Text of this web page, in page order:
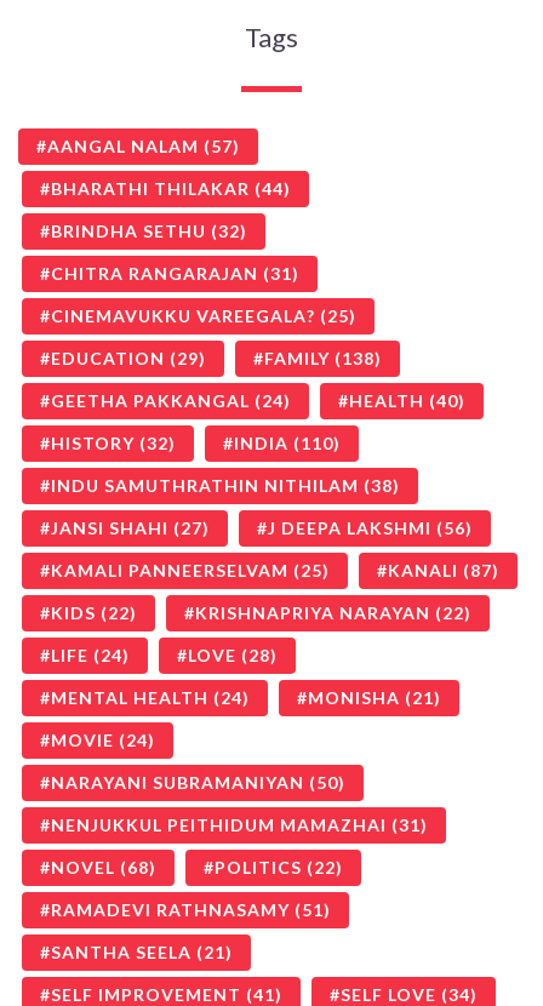
Tags
AANGAL NALAM (57)
BHARATHI THILAKAR (44)
BRINDHA SETHU (32)
CHITRA RANGARAJAN (31)
CINEMAVUKKU VAREEGALA? (25)
EDUCATION (29) FAMILY (138)
GEETHA PAKKANGAL (24) HEALTH (40)
HISTORY (32) INDIA (110)
INDU SAMUTHRATHIN NITHILAM (38)
JANSI SHAHI (27) J DEEPA LAKSHMI (56)
KAMALI PANNEERSELVAM (25) KANALI (87)
KIDS (22) KRISHNAPRIYA NARAYAN (22)
LIFE (24) LOVE (28)
MENTAL HEALTH (24) MONISHA (21)
MOVIE (24)
NARAYANI SUBRAMANIYAN (50)
NENJUKKUL PEITHIDUM MAMAZHAI (31)
NOVEL (68) POLITICS (22)
RAMADEVI RATHNASAMY (51)
SANTHA SEELA (21)
SELF IMPROVEMENT (41) SELF LOVE (34)